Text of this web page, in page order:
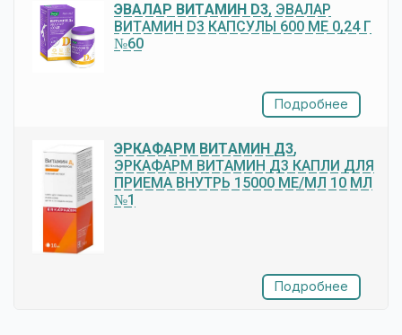
ЭВАЛАР ВИТАМИН D3, ЭВАЛАР
ВИТАМИН D3 КАПСУЛЫ 600 МЕ 0,24 Г
№60
Подробнее
ЭРКАФАРМ ВИТАМИН Д3,
ЭРКАФАРМ ВИТАМИН Д3 КАПЛИ ДЛЯ
ПРИЕМА ВНУТРЬ 15000 МЕ/МЛ 10 МЛ
№1
Подробнее